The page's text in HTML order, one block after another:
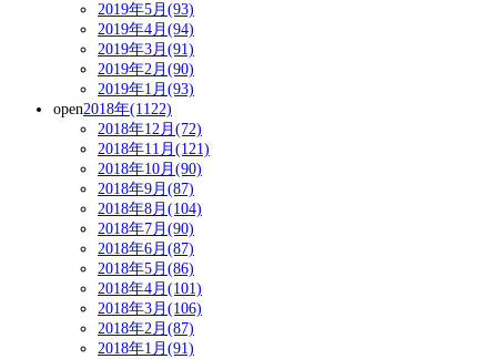
2019年5月(93)
2019年4月(94)
2019年3月(91)
2019年2月(90)
2019年1月(93)
open2018年(1122)
2018年12月(72)
2018年11月(121)
2018年10月(90)
2018年9月(87)
2018年8月(104)
2018年7月(90)
2018年6月(87)
2018年5月(86)
2018年4月(101)
2018年3月(106)
2018年2月(87)
2018年1月(91)